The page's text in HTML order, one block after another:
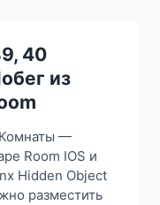
40
из
Комнаты —
Room IOS и
Hidden Object
разместить